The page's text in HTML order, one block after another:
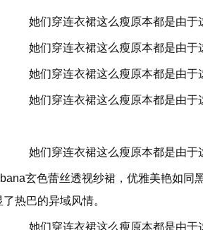
玄色蕾丝透视纱裙，优雅美艳如同
热巴的异域风情。